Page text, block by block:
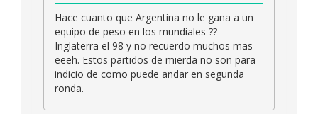
Hace cuanto que Argentina no le gana a un
equipo de peso en los mundiales ??
Inglaterra el 98 y no recuerdo muchos mas
eeeh. Estos partidos de mierda no son para
indicio de como puede andar en segunda
ronda.